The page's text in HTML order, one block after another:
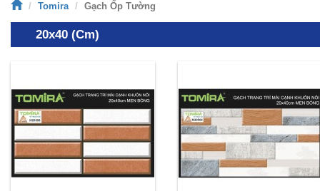
Tomira Gạch Ốp Tường
20x40 (cm)